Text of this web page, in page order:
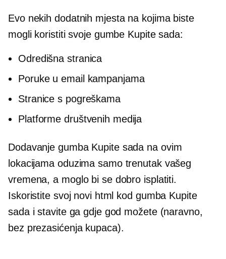
Evo nekih dodatnih mjesta na kojima biste
mogli koristiti svoje gumbe Kupite sada:
Odredišna stranica
Poruke u email kampanjama
Stranice s pogreškama
Platforme društvenih medija
Dodavanje gumba Kupite sada na ovim
lokacijama oduzima samo trenutak vašeg
vremena, a moglo bi se dobro isplatiti.
Iskoristite svoj novi html kod gumba Kupite
sada i stavite ga gdje god možete (naravno,
bez prezasićenja kupaca).